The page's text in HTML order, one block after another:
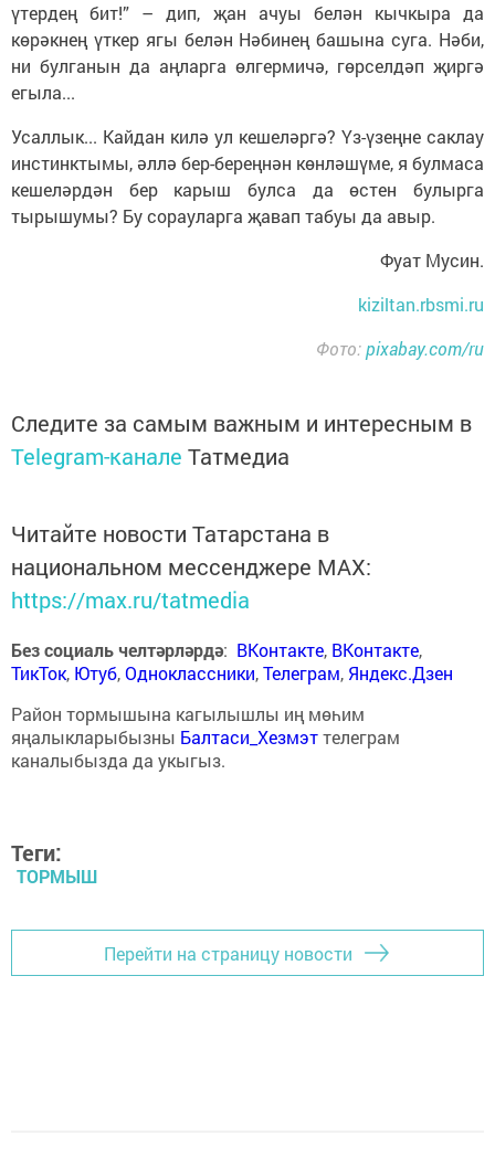
үтердең бит!” – дип, җан ачуы белән кычкыра да
көрәкнең үткер ягы белән Нәбинең башына суга. Нәби,
ни булганын да аңларга өлгермичә, гөрселдәп җиргә
егыла...
Усаллык... Кайдан килә ул кешеләргә? Үз-үзеңне саклау
инстинктымы, әллә бер-береңнән көнләшүме, я булмаса
кешеләрдән бер карыш булса да өстен булырга
тырышумы? Бу сорауларга җавап табуы да авыр.
Фуат Мусин.
kiziltan.rbsmi.ru
Фото:pixabay.com/ru
Следите за самым важным и интересным в
Telegram-канале Татмедиа
Читайте новости Татарстана в
национальном мессенджере MАХ:
https://max.ru/tatmedia
Без социаль челтәрләрдә: ВКонтакте, ВКонтакте,
ТикТок, Ютуб,Одноклассники,Телеграм, Яндекс.Дзен
Район тормышына кагылышлы иң мөһим
яңалыкларыбызны Балтаси_Хезмэттелеграм
каналыбызда да укыгыз.
Теги:
ТОРМЫШ
Перейти на страницу новости